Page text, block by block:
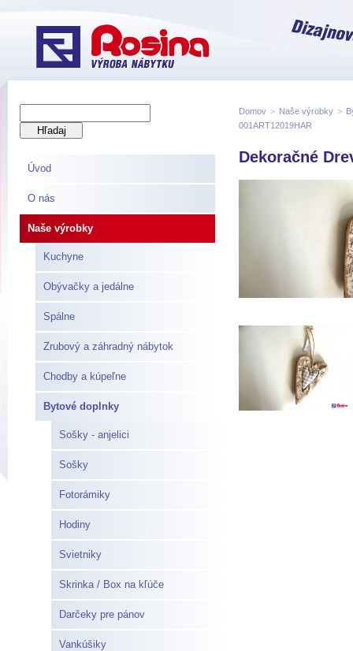
Úvod
O nás
Naše výrobky
Kuchyne
Obývačky a jedálne
Spálne
Zrubový a záhradný nábytok
Chodby a kúpeľne
Bytové doplnky
Sošky - anjelici
Sošky
Fotorámiky
Hodiny
Svietniky
Skrinka / Box na kľúče
Darčeky pre pánov
Vankúšiky
Domov > Naše výrobky >
001ART12019HAR
Dekoračné